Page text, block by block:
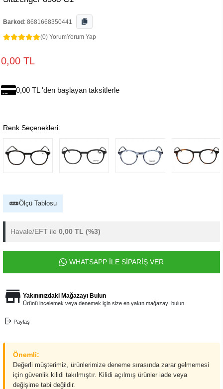
Barkod : 8681668350441
(0) YorumYorum Yap
0,00 TL
0,00 TL 'den başlayan taksitlerle
Renk Seçenekleri:
Ölçü Tablosu
Havale/EFT ile 0,00 TL (%3)
WHATSAPP İLE SİPARİŞ VER
Yakınınızdaki Mağazayı Bulun
Ürünü incelemek veya denemek için size en yakın mağazayı bulun.
Paylaş
Önemli:
Değerli müşterimiz, ürünlerimize deneme sırasında zarar gelmemesi
için güvenlik kilidi takılmıştır. Kilidi açılmış ürünler iade veya
değişime tabi değildir.